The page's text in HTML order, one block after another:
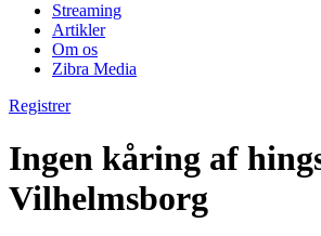
Streaming
Artikler
Om os
Zibra Media
Registrer
Ingen kåring af
Vilhelmsborg